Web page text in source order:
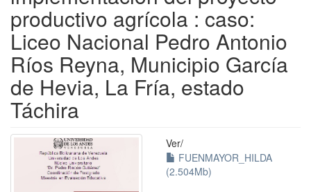
productivo agrícola : caso:
Liceo Nacional Pedro Antonio
Ríos Reyna, Municipio García
de Hevia, La Fría, estado
Táchira
Ver/
FUENMAYOR_HILDA
(2.504Mb)